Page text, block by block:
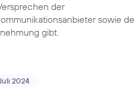
der
sowie
gibt.
2024